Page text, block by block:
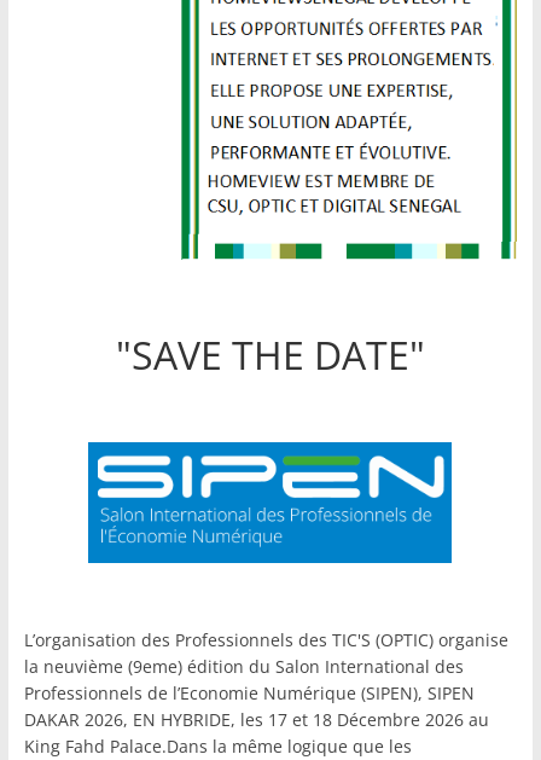
"SAVE THE DATE"
L’organisation des Professionnels des TIC'S (OPTIC) organise
la neuvième (9eme) édition du Salon International des
Professionnels de l’Economie Numérique (SIPEN), SIPEN
DAKAR 2026, EN HYBRIDE, les 17 et 18 Décembre 2026 au
King Fahd Palace.Dans la même logique que les